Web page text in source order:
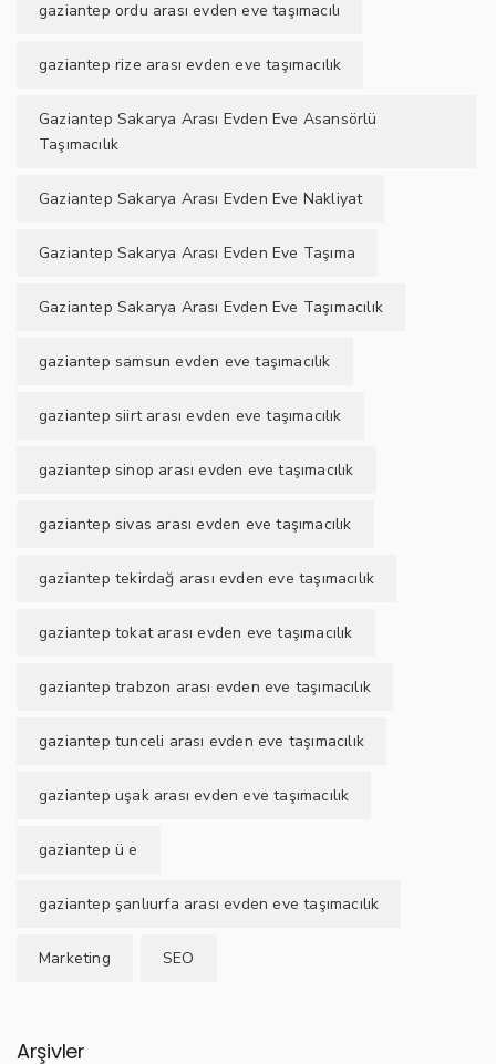
gaziantep ordu arası evden eve taşımacılı
gaziantep rize arası evden eve taşımacılık
Gaziantep Sakarya Arası Evden Eve Asansörlü
Taşımacılık
Gaziantep Sakarya Arası Evden Eve Nakliyat
Gaziantep Sakarya Arası Evden Eve Taşıma
Gaziantep Sakarya Arası Evden Eve Taşımacılık
gaziantep samsun evden eve taşımacılık
gaziantep siirt arası evden eve taşımacılık
gaziantep sinop arası evden eve taşımacılık
gaziantep sivas arası evden eve taşımacılık
gaziantep tekirdağ arası evden eve taşımacılık
gaziantep tokat arası evden eve taşımacılık
gaziantep trabzon arası evden eve taşımacılık
gaziantep tunceli arası evden eve taşımacılık
gaziantep uşak arası evden eve taşımacılık
gaziantep ü e
gaziantep şanlıurfa arası evden eve taşımacılık
Marketing SEO
Arşivler